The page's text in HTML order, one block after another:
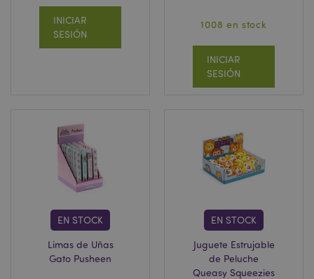
INICIAR
SESIÓN
1008 en stock
INICIAR
SESIÓN
EN STOCK
Limas de Uñas
Gato Pusheen
EN STOCK
Juguete Estrujable
de Peluche
Queasy Squeezies